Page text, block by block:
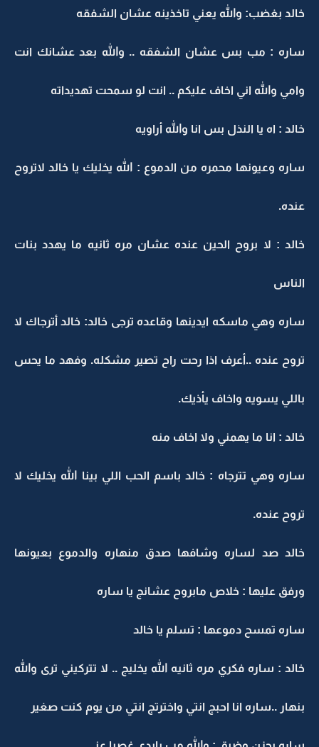
خالد بغضب: والله يعني تاخذينه عشان الشفقه
ساره : مب بس عشان الشفقه .. والله بعد عشانك انت
وامي والله اني اخاف عليكم .. انت لو سمحت تهديداته
خالد : اه يا النذل بس انا والله أراويه
ساره وعيونها محمره من الدموع : الله يخليك يا خالد لاتروح
عنده.
خالد : لا بروح الحين عنده عشان مره ثانيه ما يهدد بنات
الناس
ساره وهي ماسكه ايدينها وقاعده ترجى خالد: خالد أترجاك لا
تروح عنده ..أعرف اذا رحت راح تصير مشكله. وفهد ما يحس
باللي يسويه واخاف يأذيك.
خالد : انا ما يهمني ولا اخاف منه
ساره وهي تترجاه : خالد باسم الحب اللي بينا الله يخليك لا
تروح عنده.
خالد صد لساره وشافها صدق منهاره والدموع بعيونها
ورفق عليها : خلاص مابروح عشانج يا ساره
ساره تمسح دموعها : تسلم يا خالد
خالد : ساره فكري مره ثانيه الله يخليج .. لا تتركيني ترى والله
بنهار ..ساره انا احبج انتي واخترتج انتي من يوم كنت صغير